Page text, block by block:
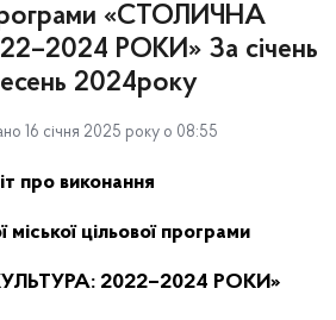
«СТОЛИЧНА
РОКИ» За січень
2024року
16 січня 2025 року о 08:55
про виконання
міської цільової програми
2022–2024 РОКИ»